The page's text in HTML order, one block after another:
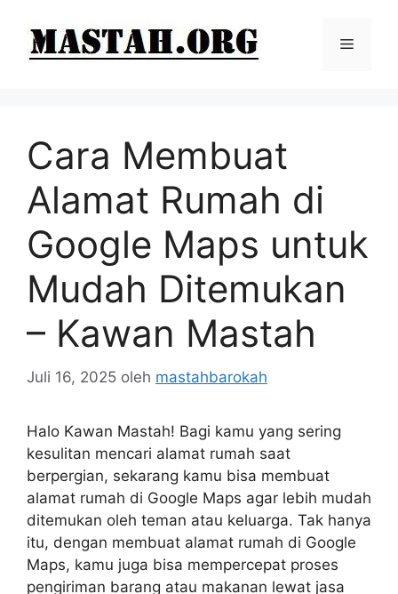
Menu
Cara Membuat
Alamat Rumah di
Google Maps untuk
Mudah Ditemukan
– Kawan Mastah
Juli 16, 2025 oleh mastahbarokah
Halo Kawan Mastah! Bagi kamu yang sering
kesulitan mencari alamat rumah saat
berpergian, sekarang kamu bisa membuat
alamat rumah di Google Maps agar lebih mudah
ditemukan oleh teman atau keluarga. Tak hanya
itu, dengan membuat alamat rumah di Google
Maps, kamu juga bisa mempercepat proses
pengiriman barang atau makanan lewat jasa